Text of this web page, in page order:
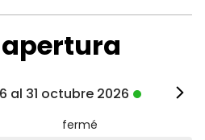
al 31 octubre 2026
fermé